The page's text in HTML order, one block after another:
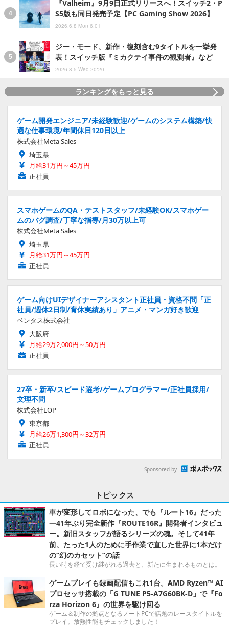
『Valheim』9月9日正式リリースへ！スイッチ2・P
S5版も同日発売予定【PC Gaming Show 2026】
2026.6.8 Mon 6:01
ジー・モード、新作・復刻含む9タイトルを一挙発
表！スイッチ版『ミカクテイ事件の観測者』など
2026.8.5 Wed 20:20
ランキングをもっと見る
ゲーム開発エンジニア/未経験歓迎/ゲームのシステム構築/快
適な仕事環境/年間休日120日以上
株式会社Meta Sales
埼玉県
月給31万円～45万円
正社員
スマホゲームのQA・テストスタッフ/未経験OK/スマホゲー
ムのバグ調査/丁寧な指導/月30万以上可
株式会社Meta Sales
埼玉県
月給31万円～45万円
正社員
ゲーム向けUIデザイナーアシスタント正社員・資格不問「正
社員/週休2日制/育休実績あり」アニメ・マンガ好き歓迎
ベンタス株式会社
大阪府
月給29万2,000円～50万円
正社員
27卒・新卒/スピード選考/ゲームプログラマー/正社員採用/
文理不問
株式会社LOP
東京都
月給26万1,300円～32万円
正社員
Sponsored by
トピックス
車が変形してロボになった、でも『ルート16』だった
―41年ぶり完全新作『ROUTE16R』開発者インタビュ
ー。新旧スタッフが語るシリーズの魂。そして41年
前、たった1人のために手作業で直した世界に1本だけ
の“幻のカセット”の話
長い時を経て受け継がれる過去と、新たに生まれるものとは。
ゲームプレイも録画配信もこれ1台。AMD Ryzen™ AI
プロセッサ搭載の「G TUNE P5-A7G60BK-D」で『Fo
rza Horizon 6』の世界を駆け回る
ゲーム＆制作の拠点となるノートPCで話題のレースタイトルを
プレイ。放熱性能もチェックしました！